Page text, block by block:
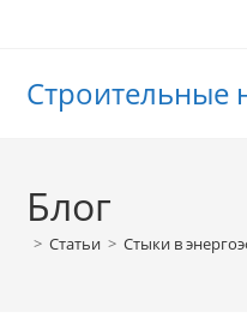
Строительные
Блог
> Статьи > Стыки в